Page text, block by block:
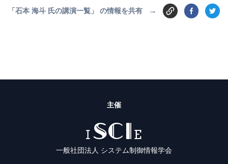
「石本 海斗 氏の講演一覧」 の情報を共有 →
主催
ISCIE
一般社団法人 システム制御情報学会